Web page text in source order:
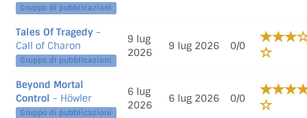
Gruppo di pubblicazioni
Tales Of Tragedy -
Call of Charon
Gruppo di pubblicazioni
9 lug
2026
9 lug 2026 0/0
Beyond Mortal
Control - Höwler
Gruppo di pubblicazioni
6 lug
2026
6 lug 2026 0/0